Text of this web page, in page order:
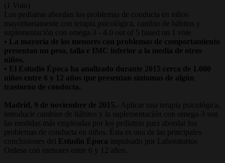
(1 Voto)
Los pediatras abordan los problemas de conducta en niños
mayoritariamente con terapia psicológica, cambio de hábitos y
suplementación con omega-3 - 4.0 out of 5 based on 1 vote
• La mayoría de los menores con problemas de comportamiento
presentan un peso, talla e IMC inferior a la media de otros
niños.
• El Estudio Época ha analizado durante 2015 cerca de 1.000
niños entre 6 y 12 años que presentan síntomas de algún
trastorno de conducta.
Madrid, 9 de noviembre de 2015.- Aplicar una terapia psicológica,
introducir cambios de hábitos y la suplementación con omega-3 son
las medidas más empleadas por los pediatras para abordar los
problemas de conducta en niños. Ésta es una de las principales
conclusiones del
Estudio Época impulsado por Laboratorios
Ordesa con menores entre 6 y 12 años.